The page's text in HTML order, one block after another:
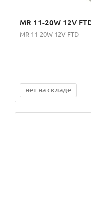
MR 11-20W 12V
MR 11-20W 12V FTD
нет на складе